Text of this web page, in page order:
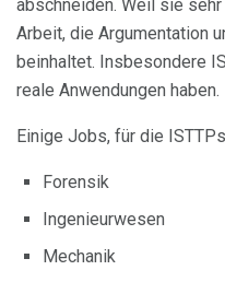
abschneiden. Weil sie
Arbeit, die Argumentation
beinhaltet. Insbesondere
reale Anwendungen haben.
Einige Jobs, für die
Forensik
Ingenieurwesen
Mechanik